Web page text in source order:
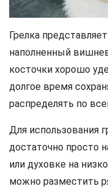
Грелка
наполненный
косточки хорошо
долгое время
распределять по
Для использования
достаточно просто
или духовке на
можно разместить